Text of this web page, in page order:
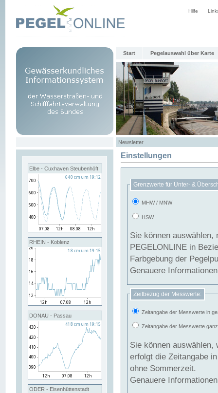
Hilfe
Start Pegelauswahl über Karte
Newsletter
Elbe - Cuxhaven Steubenhöft
RHEIN - Koblenz
DONAU - Passau
ODER - Eisenhüttenstadt
Einstellungen
Grenzwerte für Unter- &
MHW / MNW
HSW
Sie können
PEGELONLINE in Beziehung
Farbgebung der
Genauere
Zeitbezug der Messwerte:
Zeitangabe der Messwerte in
Zeitangabe der Messwerte
Sie können auswählen,
erfolgt die Zeitangabe
ohne Sommerzeit.
Genauere